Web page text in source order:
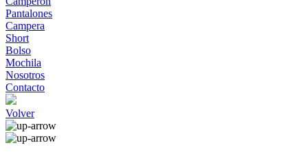
Pantalones
Campera
Short
Bolso
Mochila
Nosotros
Contacto
Volver